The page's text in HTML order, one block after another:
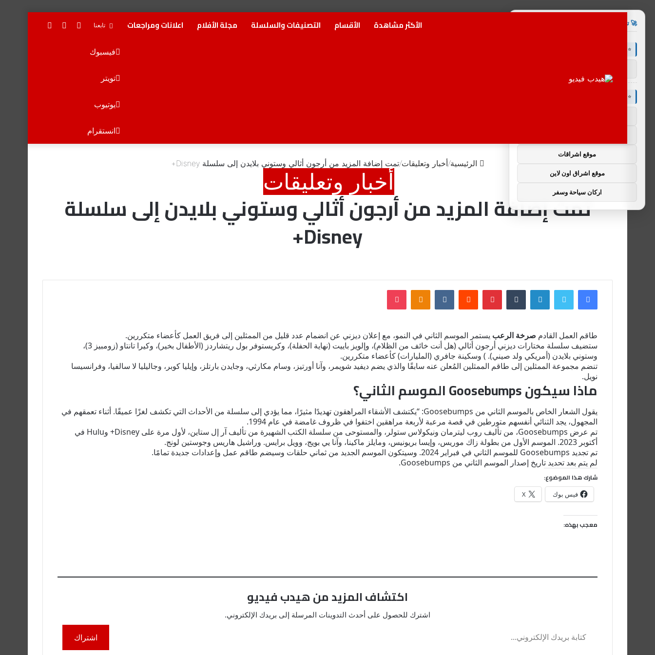
الأكثر مشاهدة الأقسام التصنيفات والسلسلة مجلة الأفلام اعلانات ومراجعات إضافة تسجيل تابعنا
فيسبوك
تويتر
يوتيوب
انستقرام
الرئيسية/أخبار وتعليقات/تمت إضافة المزيد من أرجون أثالي وستوني بلايدن إلى سلسلة Disney+
أخبار وتعليقات
تمت إضافة المزيد من أرجون أثالي وستوني بلايدن إلى سلسلة
Disney+
فيسبوكتويتر لينكدإن بينتيريست Odnoklassniki
بوكيت
طاقم العمل القادم صرخة الرعب يستمر الموسم الثاني في النمو، مع إعلان ديزني عن انضمام عدد قليل من الممثلين إلى فريق العمل كأعضاء متكررين.
ستضيف سلسلة مختارات ديزني أرجون أثالي (هل أنت خائف من الظلام)، وإلويز باييت (نهاية الحفلة)، وكريستوفر بول ريتشاردز (الأطفال بخير)، وكيرا تانتاو (زومبيز 3)،
وستوني بلايدن (أمريكي ولد صيني). ) وسكينة جافري (المليارات) كأعضاء متكررين.
تنضم مجموعة الممثلين إلى طاقم الممثلين المُعلن عنه سابقًا والذي يضم ديفيد شويمر، وآنا أورتيز، وسام مكارثي، وجايدن بارتلز، وإيليا كوبر، وجاليليا لا سالفيا، وفرانسيسا
نويل.
ماذا سيكون Goosebumps الموسم الثاني؟
يقول الشعار الخاص بالموسم الثاني من Goosebumps: “يكتشف الأشقاء المراهقون تهديدًا مثيرًا، مما يؤدي إلى سلسلة من الأحداث التي تكشف لغزًا عميقًا. أثناء تعمقهم في
المجهول، يجد الثنائي أنفسهم متورطين في قصة مرعبة لأربعة مراهقين اختفوا في ظروف غامضة في عام 1994.
تم عرض Goosebumps، من تأليف روب ليترمان ونيكولاس ستولر، والمستوحى من سلسلة الكتب الشهيرة من تأليف آر إل ستاين، لأول مرة على Disney+ وHulu في
أكتوبر 2023. الموسم الأول من بطولة زاك موريس، وإيسا بريونيس، ومايلز ماكينا، وآنا يي بويج، وويل برايس. وراشيل هاريس وجوستين لونج.
تم تجديد Goosebumps للموسم الثاني في فبراير 2024. وسيتكون الموسم الجديد من ثماني حلقات وسيضم طاقم عمل وإعدادات جديدة تمامًا.
لم يتم بعد تحديد تاريخ إصدار الموسم الثاني من Goosebumps.
شارك هذا الموضوع:
فيس بوك X
معجب بهذه:
اكتشاف المزيد من هيدب فيديو
اشترك للحصول على أحدث التدوينات المرسلة إلى بريدك الإلكتروني.
اشتراك
🚀 توصيات :
⭐ باقة متميزة VIP (كود: AA86842):
⭐ باقة متميزة VIP (كود: AA35872):
موقع اشراقات
موقع اشراق اون لاين
اركان سياحة وسفر